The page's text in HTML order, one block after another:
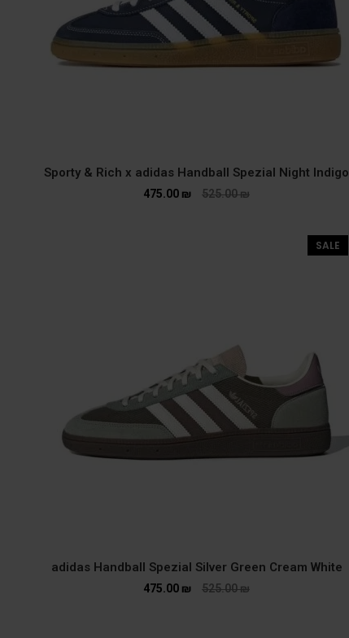
Sporty & Rich x adidas Handball Spezial Night Indigo
525.00₪
475.00 ₪
SALE
adidas Handball Spezial Silver Green Cream White
525.00₪
475.00 ₪